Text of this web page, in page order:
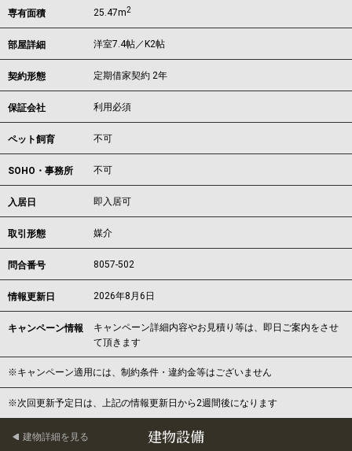
専有面積 25.47m2
部屋詳細 洋室7.4帖／K2帖
契約形態 定期借家契約 2年
保証会社 利用必須
ペット飼育 不可
SOHO・事務所 不可
入居日 即入居可
取引形態 媒介
問合番号 8057-502
情報更新日 2026年8月6日
キャンペーン情報
キャンペーン詳細内容やお見積り等は、即日ご案内をさせ
て頂きます
※キャンペーン適用には、制約条件・違約金等はございません
※次回更新予定日は、上記の情報更新日から2週間後になります
建物設備
建物詳細を見る